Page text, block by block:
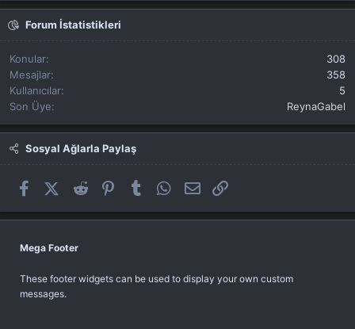
Forum İstatistikleri
Konular
308
Mesajlar
358
Kullanıcılar
5
Son Üye
ReynaGabel
Sosyal Ağlarla Paylaş
FacebookX (Twitter)
Reddit PinterestTumblr WhatsApp
E-posta
Mega Footer
These footer widgets can be used to display your own custom
messages.